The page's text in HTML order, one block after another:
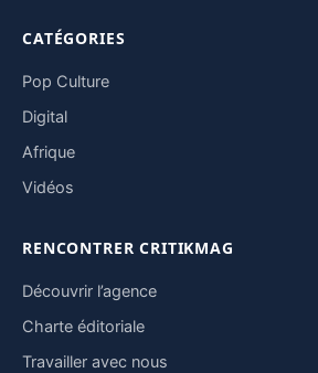
CATÉGORIES
Pop Culture
Digital
Afrique
Vidéos
RENCONTRER CRITIKMAG
Découvrir l’agence
Charte éditoriale
Travailler avec nous